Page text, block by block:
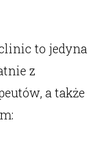
to jedyna
z
a także